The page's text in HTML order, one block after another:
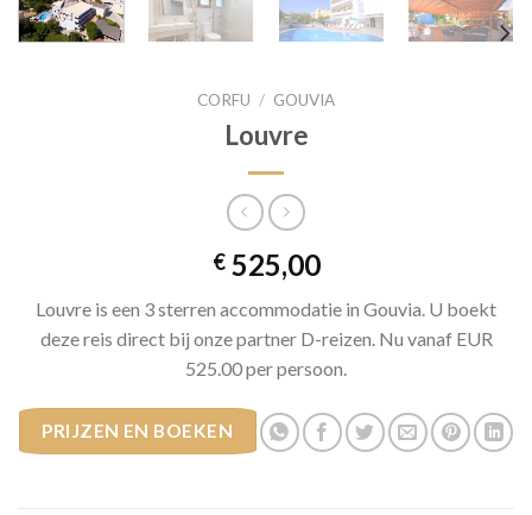
CORFU / GOUVIA
Louvre
€525,00
Louvre is een 3 sterren accommodatie in Gouvia. U boekt
deze reis direct bij onze partner D-reizen. Nu vanaf EUR
525.00 per persoon.
PRIJZEN EN BOEKEN